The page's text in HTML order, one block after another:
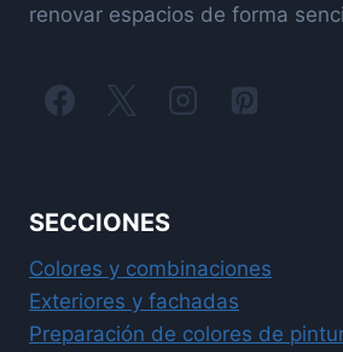
renovar espacios de forma
SECCIONES
Colores y combinaciones
Exteriores y fachadas
Preparación de colores de